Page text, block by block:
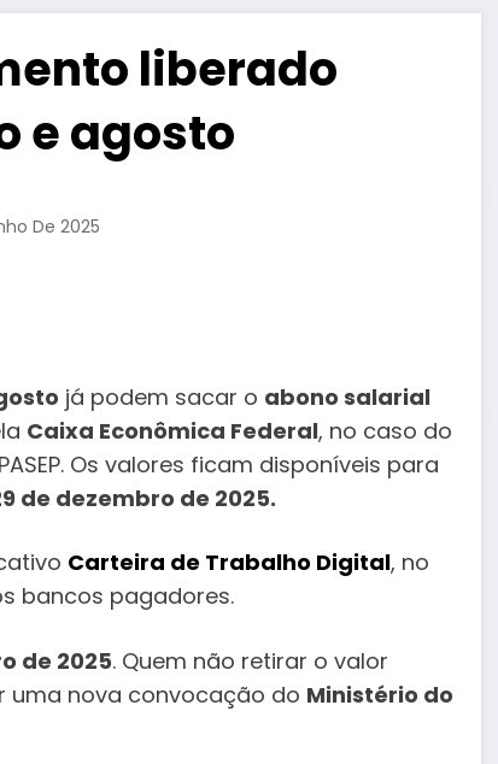
liberado
e agosto
De 2025
já podem sacar o abono salarial
Caixa Econômica Federal, no caso do
Os valores ficam disponíveis para
de dezembro de 2025.
Carteira de Trabalho Digital, no
bancos pagadores.
de 2025. Quem não retirar o valor
uma nova convocação do Ministério do